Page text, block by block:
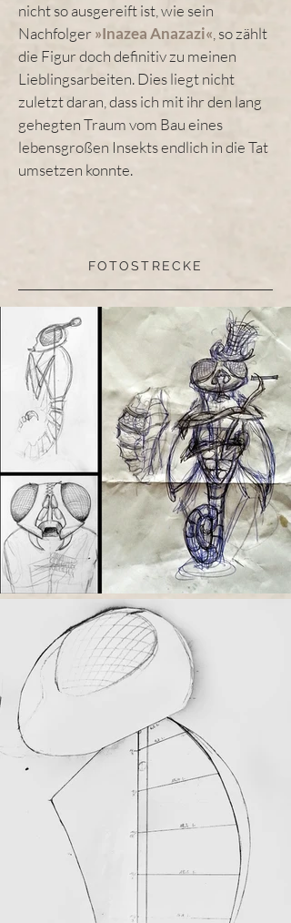
nicht so ausgereift ist, wie sein
Nachfolger»Inazea Anazazi« , so zählt
die Figur doch definitiv zu meinen
Lieblingsarbeiten. Dies liegt nicht
zuletzt daran, dass ich mit ihr den lang
gehegten Traum vom Bau eines
lebensgroßen Insekts endlich in die Tat
umsetzen konnte.
FOTOSTRECKE